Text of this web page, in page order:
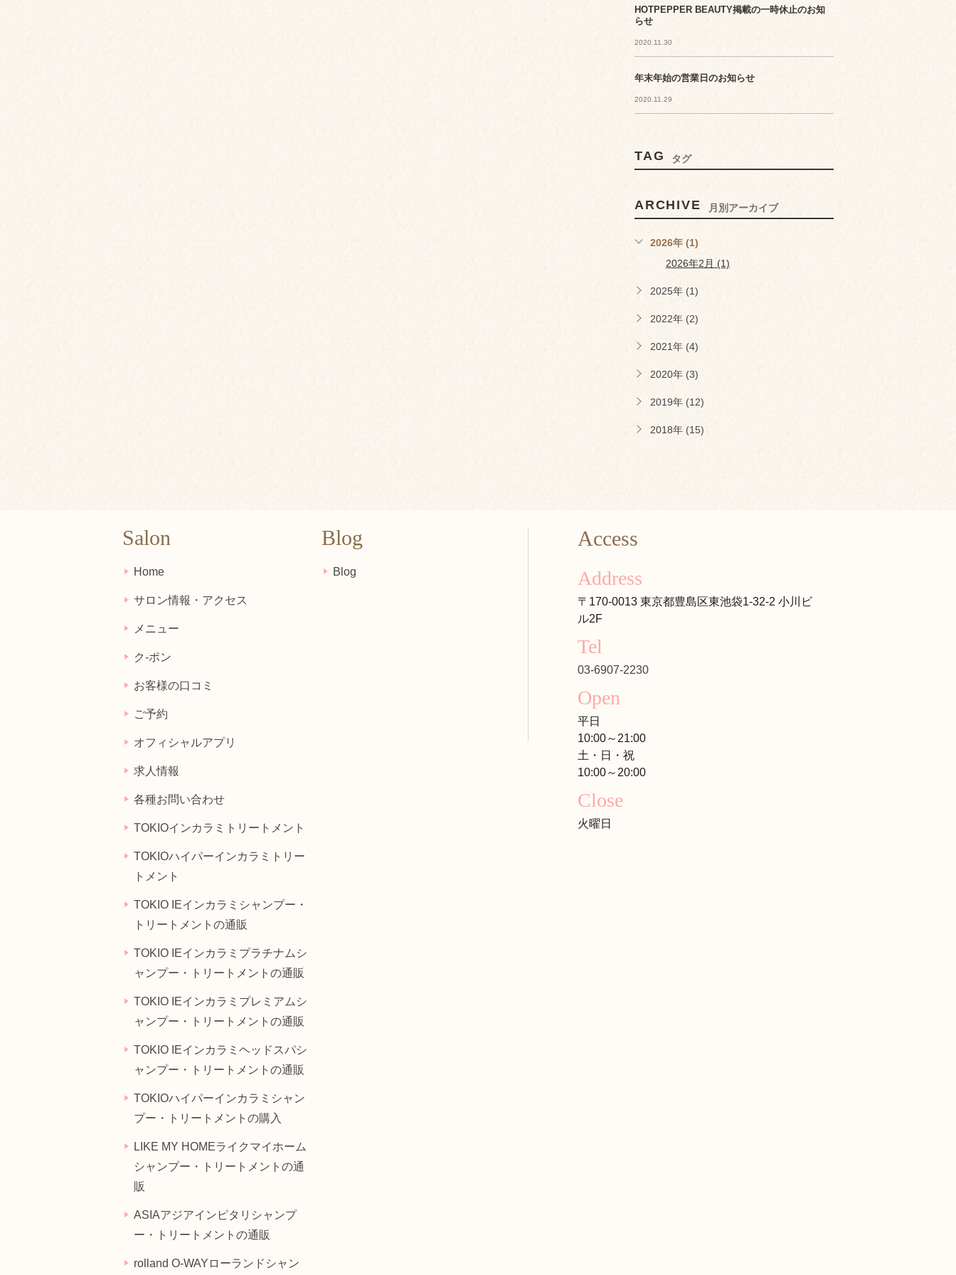
HOTPEPPER BEAUTY掲載の一時休止のお知
らせ
2020.11.30
年末年始の営業日のお知らせ
2020.11.29
TAG タグ
ARCHIVE 月別アーカイブ
2026年 (1)
2026年2月 (1)
2025年 (1)
2022年 (2)
2021年 (4)
2020年 (3)
2019年 (12)
2018年 (15)
Salon
Home
サロン情報・アクセス
メニュー
ク-ポン
お客様の口コミ
ご予約
オフィシャルアプリ
求人情報
各種お問い合わせ
TOKIOインカラミトリートメント
TOKIOハイパーインカラミトリー
トメント
TOKIO IEインカラミシャンプー・
トリートメントの通販
TOKIO IEインカラミプラチナムシ
ャンプー・トリートメントの通販
TOKIO IEインカラミプレミアムシ
ャンプー・トリートメントの通販
TOKIO IEインカラミヘッドスパシ
ャンプー・トリートメントの通販
TOKIOハイパーインカラミシャン
プー・トリートメントの購入
LIKE MY HOMEライクマイホーム
シャンプー・トリートメントの通
販
ASIAアジアインピタリシャンプ
ー・トリートメントの通販
rolland O-WAYローランドシャン
Blog
Blog
Access
Address
〒170-0013 東京都豊島区東池袋1-32-2 小川ビ
ル2F
Tel
03-6907-2230
Open
平日
10:00～21:00
土・日・祝
10:00～20:00
Close
火曜日